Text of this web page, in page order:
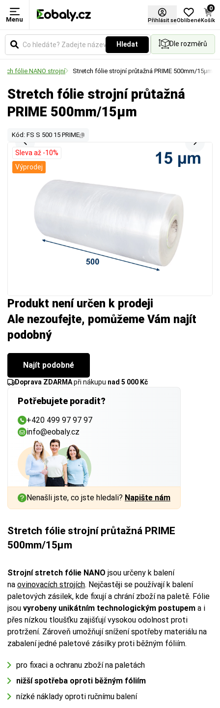
Menu Přihlásit seOblíbené
0
Košík
Hledat Dle rozměrů
fólie NANO strojní Stretch fólie strojní průtažná PRIME 500mm/15µm
Stretch fólie strojní průtažná
PRIME 500mm/15µm
Kód: FS S 500 15 PRIME
Produkt není určen k prodeji
Ale nezoufejte, pomůžeme Vám najít
podobný
Najít podobné
Doprava ZDARMApři nákupu nad 5 000 Kč
Potřebujete poradit?
+420 499 97 97 97
info@eobaly.cz
Nenašli jste, co jste hledali? Napište nám
Sleva až -10%
Výprodej
Stretch fólie strojní průtažná PRIME
500mm/15µm
Strojní stretch fólie NANO jsou určeny k balení
na ovinovacích strojích. Nejčastěji se používají k balení
paletových zásilek, kde fixují a chrání zboží na paletě. Fólie
jsou vyrobeny unikátním technologickým postupem a i
přes nízkou tloušťku zajišťují vysokou odolnost proti
protržení. Zároveň umožňují snížení spotřeby materiálu na
zabalení jedné paletové zásilky proti běžným fóliím.
pro fixaci a ochranu zboží na paletách
nižší spotřeba oproti běžným fóliím
nízké náklady oproti ručnímu balení